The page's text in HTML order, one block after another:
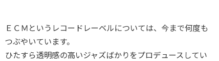
ＥＣＭというレコードレーベルについては、今まで何度も
つぶやいています。
ひたすら透明感の高いジャズばかりをプロデュースしてい